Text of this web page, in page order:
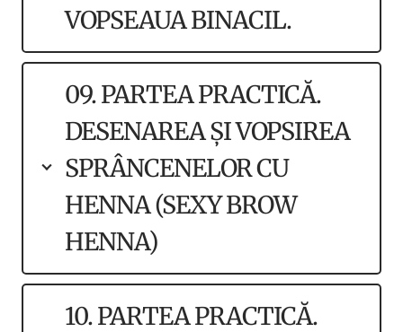
VOPSEAUA BINACIL.
09. PARTEA PRACTICĂ.
DESENAREA ȘI VOPSIREA
SPRÂNCENELOR CU
HENNA (SEXY BROW
HENNA)
10. PARTEA PRACTICĂ.